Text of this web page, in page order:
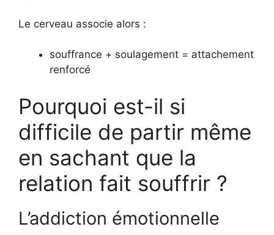
Le cerveau associe alors :
souffrance + soulagement = attachement
renforcé
Pourquoi est-il si
difficile de partir même
en sachant que la
relation fait souffrir ?
L’addiction émotionnelle